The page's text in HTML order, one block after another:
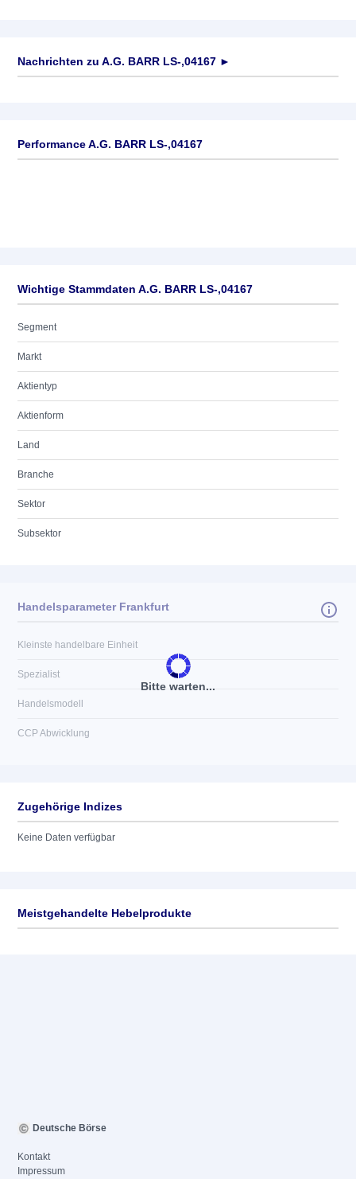
Nachrichten zu A.G. BARR LS-,04167 ►
Performance A.G. BARR LS-,04167
Wichtige Stammdaten A.G. BARR LS-,04167
Segment
Markt
Aktientyp
Aktienform
Land
Branche
Sektor
Subsektor
Bitte warten...
Handelsparameter Frankfurt
Kleinste handelbare Einheit
Spezialist
Handelsmodell
CCP Abwicklung
Zugehörige Indizes
Keine Daten verfügbar
Meistgehandelte Hebelprodukte
Deutsche Börse
Kontakt
Impressum